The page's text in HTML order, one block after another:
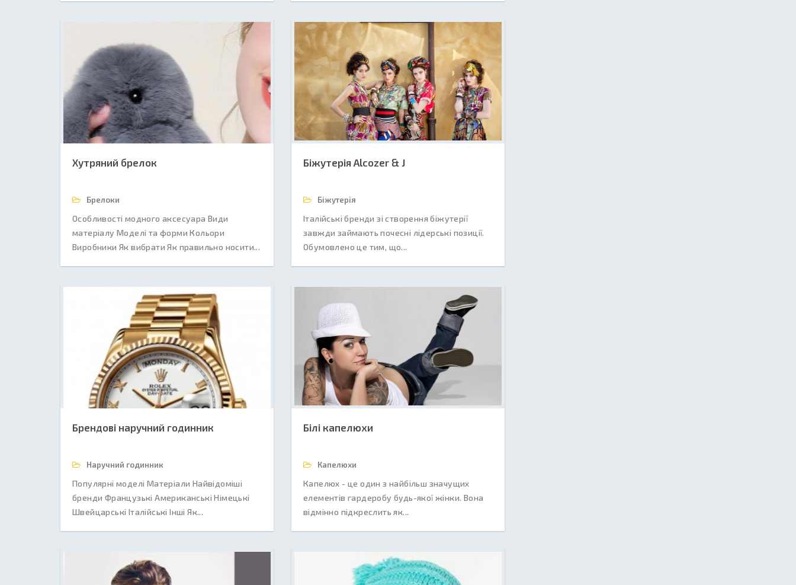
Хутряний брелок
Брелоки
Особливості модного аксесуара Види
матеріалу Моделі та форми Кольори
Виробники Як вибрати Як правильно носити...
Біжутерія Alcozer & J
Біжутерія
Італійські бренди зі створення біжутерії
завжди займають почесні лідерські позиції.
Обумовлено це тим, що...
Брендові наручний годинник
Наручний годинник
Популярні моделі Матеріали Найвідоміші
бренди Французькі Американські Німецькі
Швейцарські Італійські Інші Як...
Білі капелюхи
Капелюхи
Капелюх - це один з найбільш значущих
елементів гардеробу будь-якої жінки. Вона
відмінно підкреслить як...